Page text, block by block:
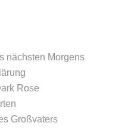
nächsten Morgens
Rose
Großvaters